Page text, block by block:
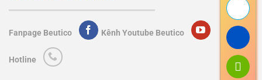
Fanpage Beutico Kênh Youtube Beutico
Hotline